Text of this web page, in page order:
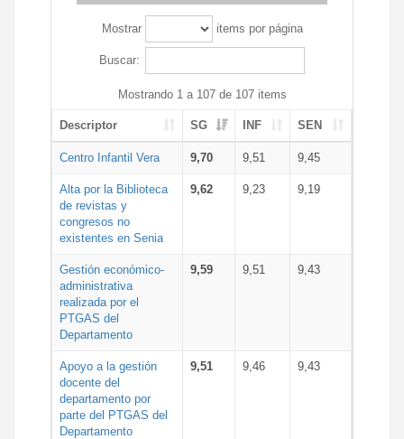
Mostrar items por página
Buscar:
Mostrando 1 a 107 de 107 items
Descriptor SG INF SEN
Centro Infantil Vera 9,70 9,51 9,45
Alta por la Biblioteca
de revistas y
congresos no
existentes en Senia
9,62 9,23 9,19
Gestión económico-
administrativa
realizada por el
PTGAS del
Departamento
9,59 9,51 9,43
Apoyo a la gestión
docente del
departamento por
parte del PTGAS del
Departamento
9,51 9,46 9,43